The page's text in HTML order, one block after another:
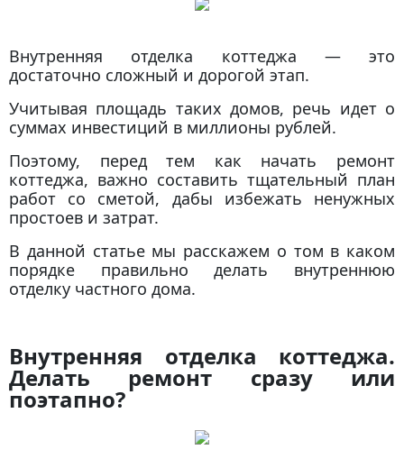
Внутренняя отделка коттеджа — это
достаточно сложный и дорогой этап.
Учитывая площадь таких домов, речь идет о
суммах инвестиций в миллионы рублей.
Поэтому, перед тем как начать ремонт
коттеджа, важно составить тщательный план
работ со сметой, дабы избежать ненужных
простоев и затрат.
В данной статье мы расскажем о том в каком
порядке правильно делать внутреннюю
отделку частного дома.
Внутренняя отделка коттеджа.
Делать ремонт сразу или
поэтапно?